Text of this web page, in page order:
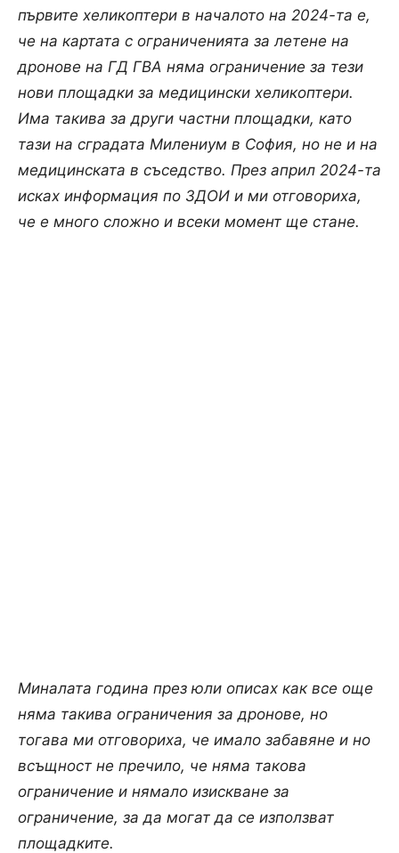
първите хеликоптери в началото на 2024-та е,
че на картата с ограниченията за летене на
дронове на ГД ГВА няма ограничение за тези
нови площадки за медицински хеликоптери.
Има такива за други частни площадки, като
тази на сградата Милениум в София, но не и на
медицинската в съседство. През април 2024-та
исках информация по ЗДОИ и ми отговориха,
че е много сложно и всеки момент ще стане.
Миналата година през юли описах как все още
няма такива ограничения за дронове, но
тогава ми отговориха, че имало забавяне и но
всъщност не пречило, че няма такова
ограничение и нямало изискване за
ограничение, за да могат да се използват
площадките.